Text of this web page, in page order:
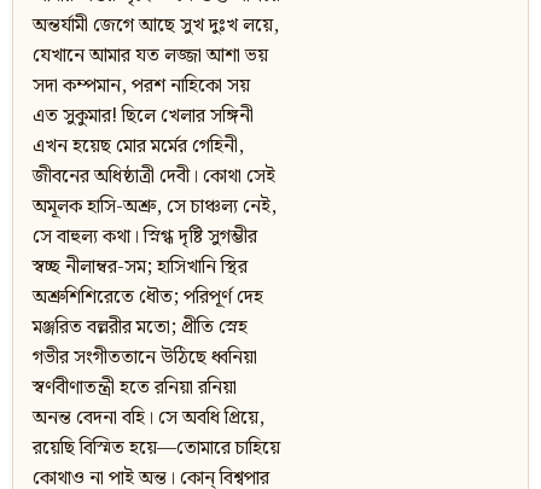
অন্তর্যামী জেগে আছে সুখ দুঃখ লয়ে,
যেখানে আমার যত লজ্জা আশা ভয়
সদা কম্পমান, পরশ নাহিকো সয়
এত সুকুমার! ছিলে খেলার সঙ্গিনী
এখন হয়েছ মোর মর্মের গেহিনী,
জীবনের অধিষ্ঠাত্রী দেবী। কোথা সেই
অমূলক হাসি-অশ্রু, সে চাঞ্চল্য নেই,
সে বাহুল্য কথা। স্নিগ্ধ দৃষ্টি সুগম্ভীর
স্বচ্ছ নীলাম্বর-সম; হাসিখানি স্থির
অশ্রুশিশিরেতে ধৌত; পরিপূর্ণ দেহ
মঞ্জরিত বল্লরীর মতো; প্রীতি স্নেহ
গভীর সংগীততানে উঠিছে ধ্বনিয়া
স্বর্ণবীণাতন্ত্রী হতে রনিয়া রনিয়া
অনন্ত বেদনা বহি। সে অবধি প্রিয়ে,
রয়েছি বিস্মিত হয়ে—তোমারে চাহিয়ে
কোথাও না পাই অন্ত। কোন্‌ বিশ্বপার